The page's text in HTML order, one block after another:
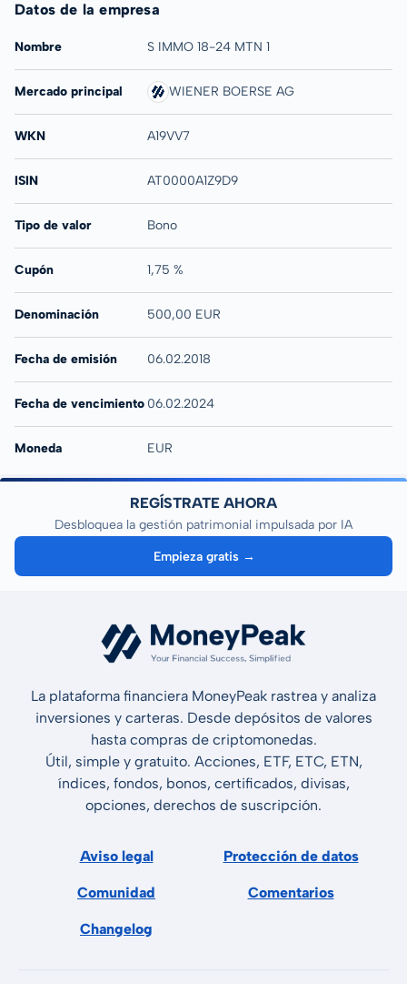
Datos de la empresa
Nombre S IMMO 18-24 MTN 1
Mercado principal WIENER BOERSE AG
WKN A19VV7
ISIN AT0000A1Z9D9
Tipo de valor Bono
Cupón 1,75 %
Denominación 500,00 EUR
Fecha de emisión 06.02.2018
Fecha de vencimiento 06.02.2024
Moneda EUR
REGÍSTRATE AHORA
Desbloquea la gestión patrimonial impulsada por IA
Empieza gratis →
La plataforma financiera MoneyPeak rastrea y analiza
inversiones y carteras. Desde depósitos de valores
hasta compras de criptomonedas.
Útil, simple y gratuito. Acciones, ETF, ETC, ETN,
índices, fondos, bonos, certificados, divisas,
opciones, derechos de suscripción.
Aviso legal Protección de datos
Comunidad Comentarios
Changelog